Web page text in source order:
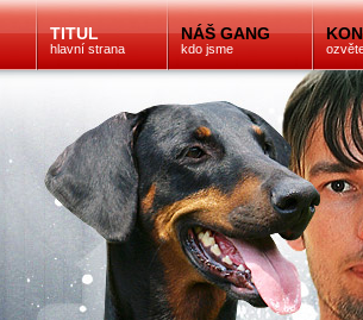
TITUL
hlavní strana
NÁŠ GANG
kdo jsme